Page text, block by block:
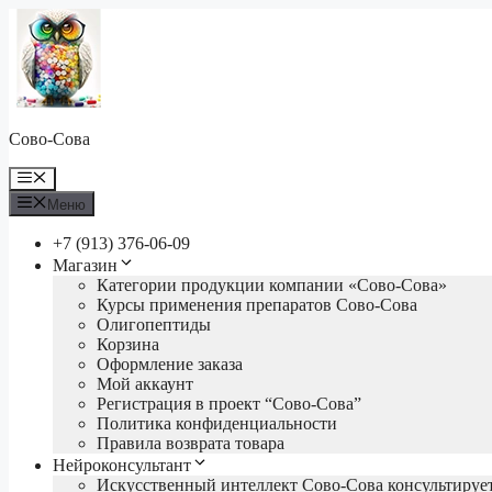
Перейти
содержимому
Сово-Сова
Меню
Меню
+7 (913) 376-06-09
Магазин
Категории продукции компании «Сово-Сова»
Курсы применения препаратов Сово-Сова
Олигопептиды
Корзина
Оформление заказа
Мой аккаунт
Регистрация в проект “Сово-Сова”
Политика конфиденциальности
Правила возврата товара
Нейроконсультант
Искусственный интеллект Сово-Сова